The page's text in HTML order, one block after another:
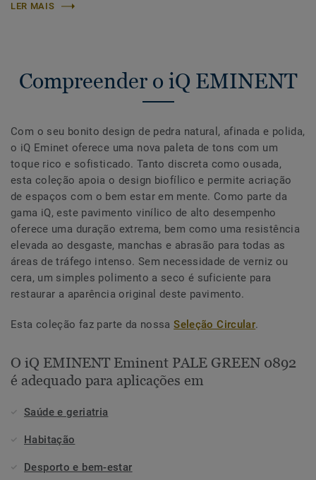
LER MAIS
Compreender o iQ EMINENT
Com o seu bonito design de pedra natural, afinada e polida,
o iQ Eminet oferece uma nova paleta de tons com um
toque rico e sofisticado. Tanto discreta como ousada,
esta coleção apoia o design biofílico e permite acriação
de espaços com o bem estar em mente. Como parte da
gama iQ, este pavimento vinílico de alto desempenho
oferece uma duração extrema, bem como uma resistência
elevada ao desgaste, manchas e abrasão para todas as
áreas de tráfego intenso. Sem necessidade de verniz ou
cera, um simples polimento a seco é suficiente para
restaurar a aparência original deste pavimento.
Esta coleção faz parte da nossaSeleção Circular.
O iQ EMINENT Eminent PALE GREEN 0892
é adequado para aplicações em
Saúde e geriatria
Habitação
Desporto e bem-estar